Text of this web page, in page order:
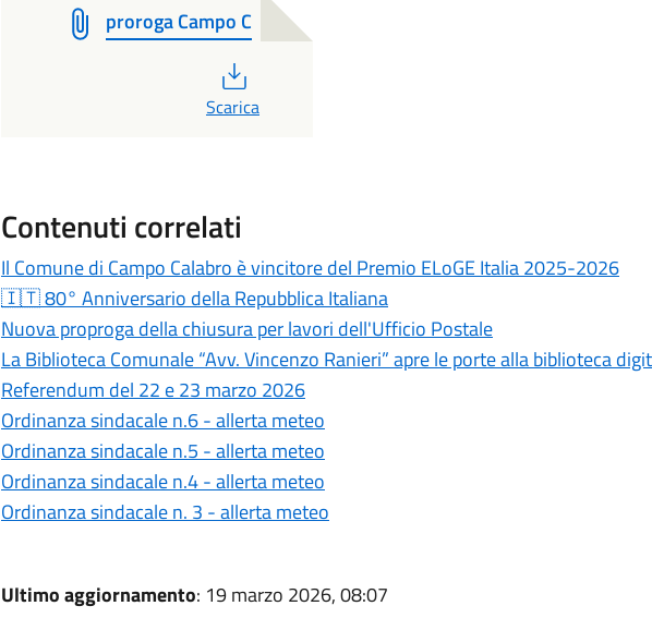
proroga Campo C
Scarica
Contenuti correlati
Il Comune di Campo Calabro è vincitore del Premio ELoGE Italia 2025-2026
🇮🇹 80° Anniversario della Repubblica Italiana
Nuova proproga della chiusura per lavori dell'Ufficio Postale
La Biblioteca Comunale “Avv. Vincenzo Ranieri” apre le porte alla biblioteca
Referendum del 22 e 23 marzo 2026
Ordinanza sindacale n.6 - allerta meteo
Ordinanza sindacale n.5 - allerta meteo
Ordinanza sindacale n.4 - allerta meteo
Ordinanza sindacale n. 3 - allerta meteo
Ultimo aggiornamento: 19 marzo 2026, 08:07